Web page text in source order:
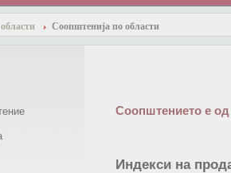
Соопштенија по области
Соопштението е од
Индекси на